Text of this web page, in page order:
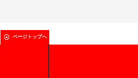
ページトップへ